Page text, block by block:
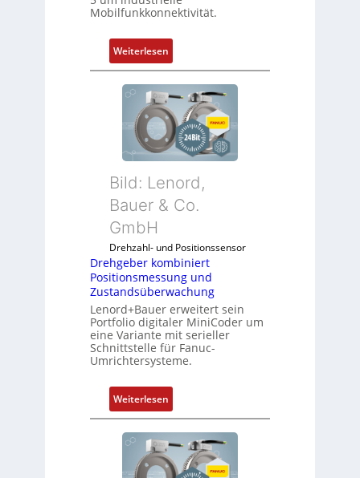
r
n
e
n
-
C
l
ä
s
s
t
s
c
h
e
x
i
b
e
l
f
r
d
i
e
A
n
Mobilfunkkonnektivität.
Weiterlesen:
M
o
b
i
f
n
d
u
l
b
r
i
g
e
n
G
u
Bild: Lenord,
Bauer & Co.
GmbH
Drehzahl- und Positionssensor
Drehgeber kombiniert
Positionsmessung und
Zustandsüberwachung
Lenord+Bauer erweitert sein
Portfolio digitaler MiniCoder um
eine Variante mit serieller
Schnittstelle für Fanuc-
Umrichtersysteme.
Weiterlesen:
D
r
e
h